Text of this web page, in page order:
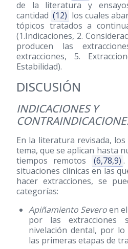
de la literatura y
cantidad (12) los cuales
tópicos tratados a
(1.Indicaciones, 2.
producen las
extracciones, 5.
Estabilidad).
DISCUSIÓN
INDICACIONES Y
En la literatura revisada,
tema, que se aplican hasta
tiempos remotos
(6,78,9) .
situaciones clínicas en las
hacer extracciones, se
categorías:
Apiñamiento Severoen
por las extracciones
nivelación dental, por
las primeras etapas de